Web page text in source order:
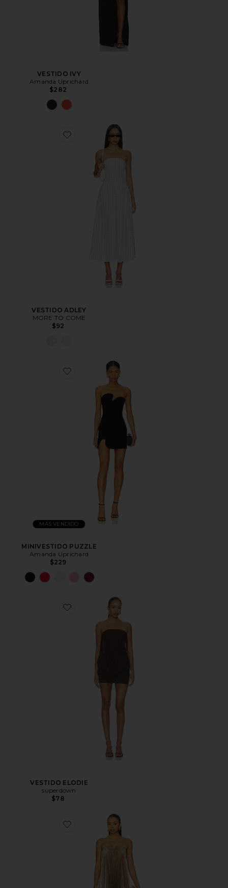
VESTIDO IVY
Amanda Uprichard
$282
VESTIDO ADLEY
MORE TO COME
$92
MÁS VENDIDO
MINIVESTIDO PUZZLE
Amanda Uprichard
$229
VESTIDO ELODIE
superdown
$78